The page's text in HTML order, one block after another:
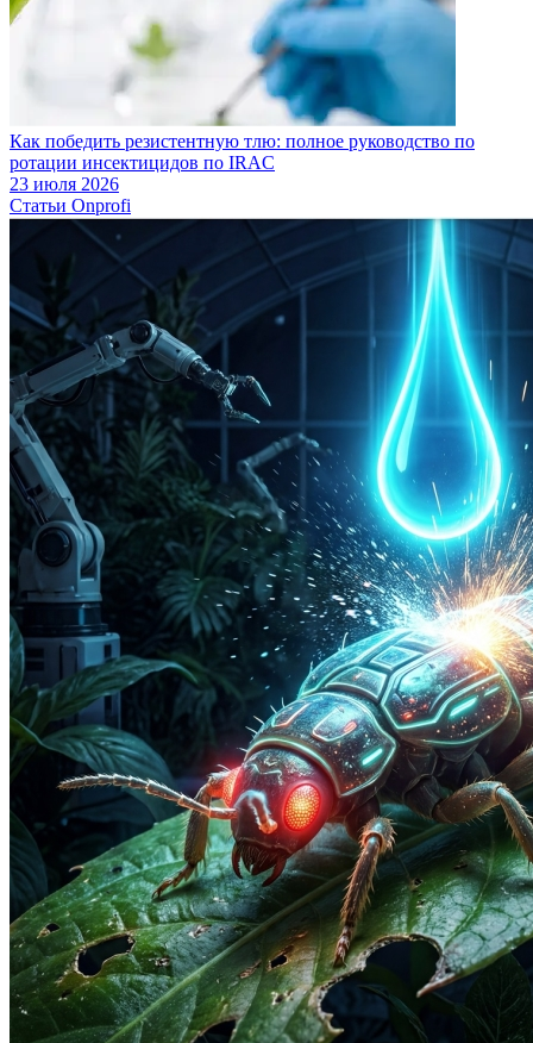
Как победить резистентную тлю: полное руководство по
ротации инсектицидов по IRAC
23 июля 2026
Статьи Onprofi